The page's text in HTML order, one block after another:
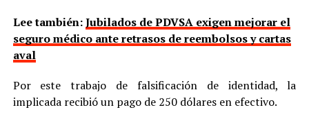
Lee también:Jubilados de PDVSA exigen mejorar el
seguro médico ante retrasos de reembolsos y cartas
aval
Por este trabajo de falsificación de identidad, la
implicada recibió un pago de 250 dólares en efectivo.